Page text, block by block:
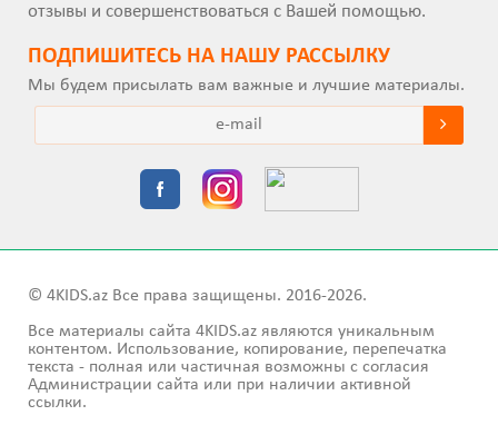
отзывы и совершенствоваться с Вашей помощью.
ПОДПИШИТEСЬ НА НАШУ РАССЫЛКУ
Мы будем присылать вам важные и лучшие материалы.
© 4KIDS.az Все права защищены. 2016-2026.
Все материалы сайта 4KIDS.az являются уникальным
контентом. Использование, копирование, перепечатка
текста - полная или частичная возможны с согласия
Администрации сайта или при наличии активной
ссылки.